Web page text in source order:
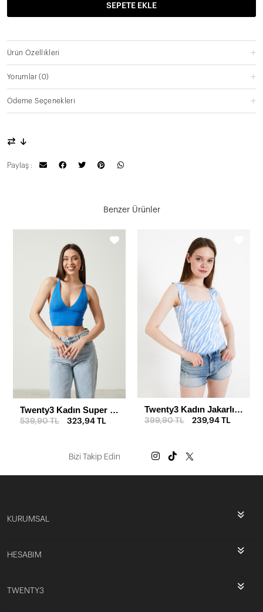
SEPETE EKLE
Ürün Özellikleri
Yorumlar(0)
Ödeme Seçenekleri
Paylaş :
Benzer Ürünler
Twenty3 Kadın Super Crop Sırt Detaylı Triko Büstiyer Bluz
539,90 TL 323,94 TL
Twenty3 Kadın Jakarlı Zebra Desenli Kalın Askılı Crop Triko Atlet
399,90 TL 239,94 TL
Bizi Takip Edin
KURUMSAL
HESABIM
TWENTY3